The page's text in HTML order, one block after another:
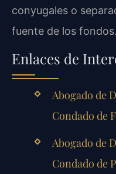
conyugales o
fuente de los fondos.
Enlaces de
Abogado de
Condado de
Abogado de
Condado de